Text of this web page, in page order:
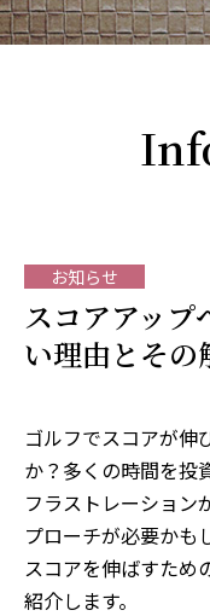
お知らせ
スコアアップ
い理由とその
ゴルフでスコアが伸
か？多くの時間を投
フラストレーショ
プローチが必要かも
スコアを伸ばすため
紹介します。